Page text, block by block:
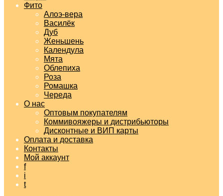
Фито
Алоэ-вера
Василёк
Дуб
Женьшень
Календула
Мята
Облепиха
Роза
Ромашка
Череда
О нас
Оптовым покупателям
Коммивояжеры и дистрибьюторы
Дисконтные и ВИП карты
Оплата и доставка
Контакты
Мой аккаунт
f
i
t